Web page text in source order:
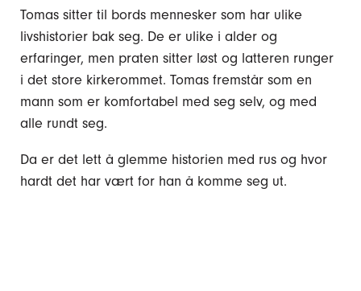
Tomas sitter til bords mennesker som har ulike
livshistorier bak seg. De er ulike i alder og
erfaringer, men praten sitter løst og latteren runger
i det store kirkerommet. Tomas fremstår som en
mann som er komfortabel med seg selv, og med
alle rundt seg.
Da er det lett å glemme historien med rus og hvor
hardt det har vært for han å komme seg ut.